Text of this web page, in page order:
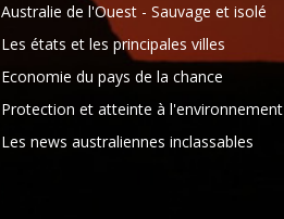
Australie de l'Ouest - Sauvage et isolé
Les états et les principales villes
Economie du pays de la chance
Protection et atteinte à l'environnement
Les news australiennes inclassables